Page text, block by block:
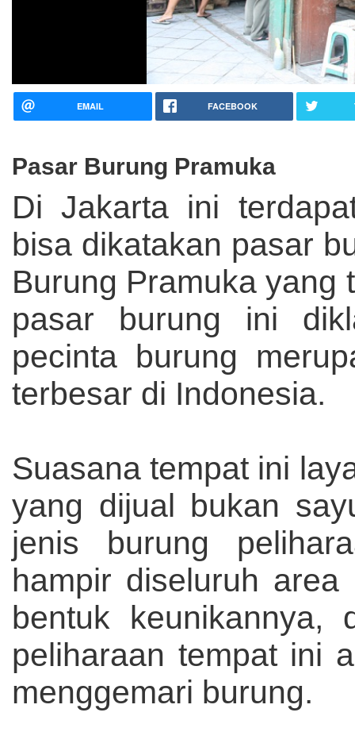
EMAIL FACEBOOK
Pasar Burung Pramuka
Di Jakarta ini
bisa dikatakan pasar
Burung Pramuka yang
pasar burung ini
pecinta burung
terbesar di Indonesia.
Suasana tempat ini
yang dijual bukan
jenis burung
hampir diseluruh
bentuk keunikannya,
peliharaan tempat ini
menggemari burung.